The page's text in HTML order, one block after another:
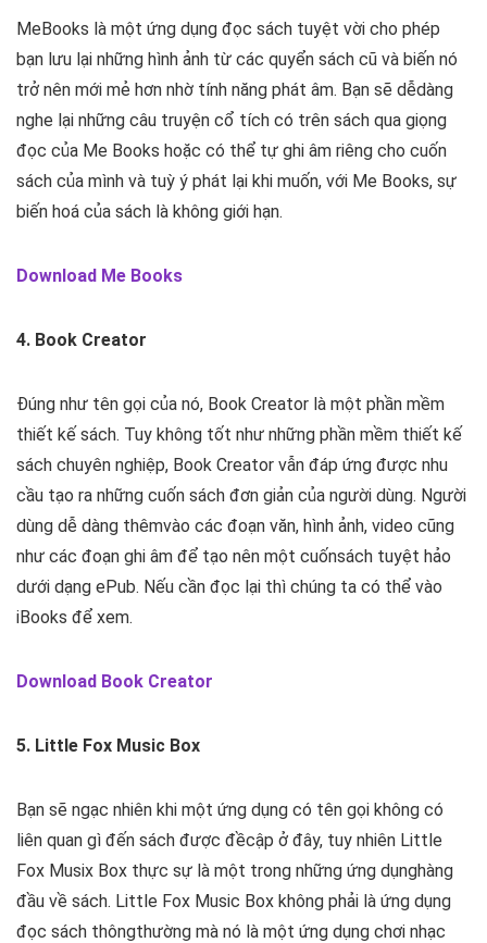
MeBooks là một ứng dụng đọc sách tuyệt vời cho phép
bạn lưu lại những hình ảnh từ các quyển sách cũ và biến nó
trở nên mới mẻ hơn nhờ tính năng phát âm. Bạn sẽ dễdàng
nghe lại những câu truyện cổ tích có trên sách qua giọng
đọc của Me Books hoặc có thể tự ghi âm riêng cho cuốn
sách của mình và tuỳ ý phát lại khi muốn, với Me Books, sự
biến hoá của sách là không giới hạn.
Download Me Books
4. Book Creator
Đúng như tên gọi của nó, Book Creator là một phần mềm
thiết kế sách. Tuy không tốt như những phần mềm thiết kế
sách chuyên nghiệp, Book Creator vẫn đáp ứng được nhu
cầu tạo ra những cuốn sách đơn giản của người dùng. Người
dùng dễ dàng thêmvào các đoạn văn, hình ảnh, video cũng
như các đoạn ghi âm để tạo nên một cuốnsách tuyệt hảo
dưới dạng ePub. Nếu cần đọc lại thì chúng ta có thể vào
iBooks để xem.
Download Book Creator
5. Little Fox Music Box
Bạn sẽ ngạc nhiên khi một ứng dụng có tên gọi không có
liên quan gì đến sách được đềcập ở đây, tuy nhiên Little
Fox Musix Box thực sự là một trong những ứng dụnghàng
đầu về sách. Little Fox Music Box không phải là ứng dụng
đọc sách thôngthường mà nó là một ứng dụng chơi nhạc